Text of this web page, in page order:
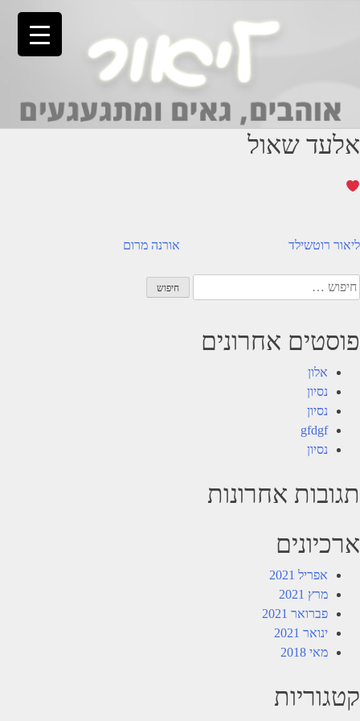
אלעד שאול
ניווט אורנה מרום ליאור רוטשילד
חיפוש:
פוסטים אחרונים
אלון
נסיון
נסיון
gfdgf
נסיון
תגובות אחרונות
ארכיונים
אפריל 2021
מרץ 2021
פברואר 2021
ינואר 2021
מאי 2018
קטגוריות